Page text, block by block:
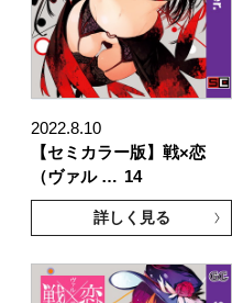
2022.8.10
【セミカラー版】戦×恋
（ヴァル … 14
詳しく見る